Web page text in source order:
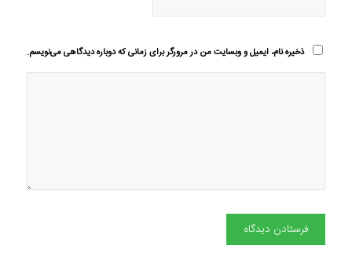
ذخیره نام، ایمیل و وبسایت من در مرورگر برای زمانی که دوباره دیدگاهی می‌نویسم.